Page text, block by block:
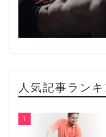
人気記事ラン
1